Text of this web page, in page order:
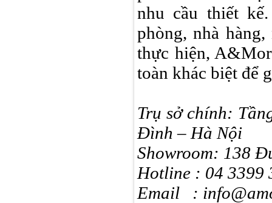
nhu cầu thiết
phòng, nhà
thực hiện,
toàn khác biệt để
Trụ sở chính:
Đình – Hà Nội
Showroom: 138
Hotline : 04 3399
Email :